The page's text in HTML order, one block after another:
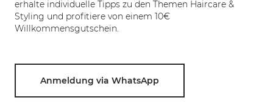
erhalte individuelle Tipps zu den Themen Haircare &
Styling und profitiere von einem 10€
Willkommensgutschein.
Anmeldung via WhatsApp